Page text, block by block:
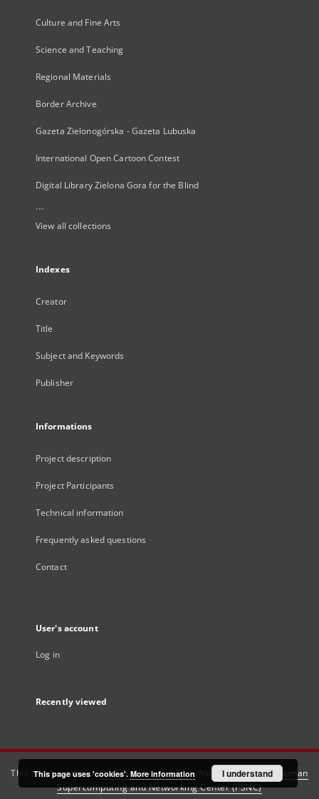
Culture and Fine Arts
Science and Teaching
Regional Materials
Border Archive
Gazeta Zielonogórska - Gazeta Lubuska
International Open Cartoon Contest
Digital Library Zielona Gora for the Blind
...
View all collections
Indexes
Creator
Title
Subject and Keywords
Publisher
Informations
Project description
Project Participants
Technical information
Frequently asked questions
Contact
User's account
Log in
Recently viewed
This service runs onDInGO dLibra 6.3.21software created by
Poznan
Supercomputing and Networking Center (PSNC)
This page uses 'cookies'. More information I understand